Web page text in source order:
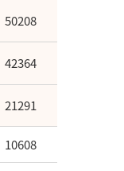
50208
42364
21291
10608